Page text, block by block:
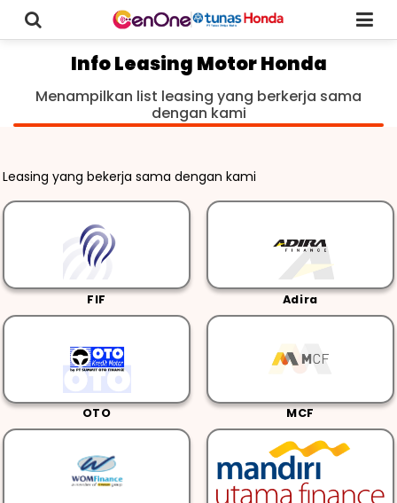
Info Leasing Motor Honda
Menampilkan list leasing yang berkerja sama
dengan kami
Leasing yang bekerja sama dengan kami
FIF Adira
OTO MCF